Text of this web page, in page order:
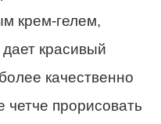
крем-гелем,
красивый
качественно
четче прорисовать